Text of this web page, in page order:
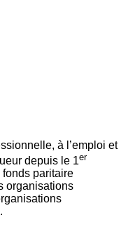
à l’emploi et
depuis le 1er
paritaire
organisations